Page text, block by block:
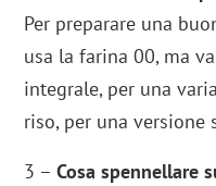
Per preparare una
usa la farina 00, ma
integrale, per una
riso, per una versione
3 –Cosa spennellare